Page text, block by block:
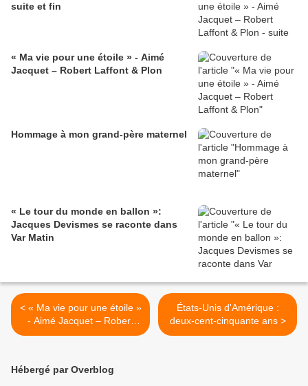
suite et fin
« Ma vie pour une étoile » - Aimé
Jacquet – Robert Laffont & Plon
Hommage à mon grand-père maternel
« Le tour du monde en ballon »:
Jacques Devismes se raconte dans
Var Matin
< « Ma vie pour une étoile »
- Aimé Jacquet – Robert
Laffont & Plon - suite et fin
États-Unis d'Amérique :
deux-cent-cinquante ans >
Hébergé par Overblog